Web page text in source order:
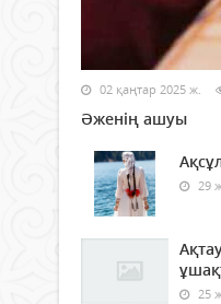
02 қаңтар 2025 ж.
Әженің ашуы
29
25